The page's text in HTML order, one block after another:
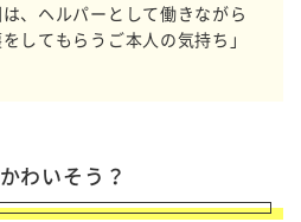
、ヘルパーとして働きながら
してもらうご本人の気持ち」
わいそう？